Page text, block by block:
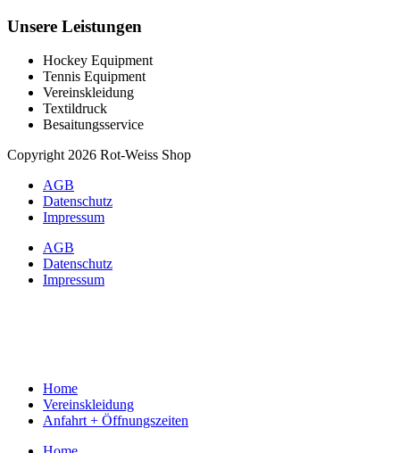
Unsere Leistungen
Hockey Equipment
Tennis Equipment
Vereinskleidung
Textildruck
Besaitungsservice
Copyright 2026 Rot-Weiss Shop
AGB
Datenschutz
Impressum
AGB
Datenschutz
Impressum
Home
Vereinskleidung
Anfahrt + Öffnungszeiten